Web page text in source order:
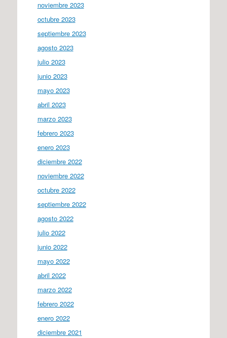
noviembre 2023
octubre 2023
septiembre 2023
agosto 2023
julio 2023
junio 2023
mayo 2023
abril 2023
marzo 2023
febrero 2023
enero 2023
diciembre 2022
noviembre 2022
octubre 2022
septiembre 2022
agosto 2022
julio 2022
junio 2022
mayo 2022
abril 2022
marzo 2022
febrero 2022
enero 2022
diciembre 2021